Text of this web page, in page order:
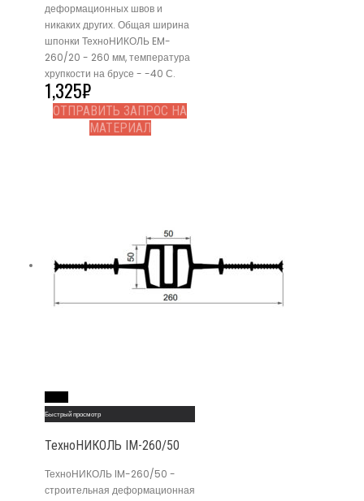
деформационных швов и
никаких других. Общая ширина
шпонки ТехноНИКОЛЬ EM-
260/20 - 260 мм, температура
хрупкости на брусе - -40 С.
1,325₽
ОТПРАВИТЬ ЗАПРОС НА
МАТЕРИАЛ
Быстрый просмотр
ТехноНИКОЛЬ IM-260/50
ТехноНИКОЛЬ IM-260/50 -
строительная деформационная